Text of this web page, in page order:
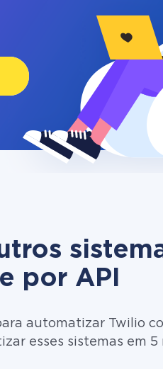
por API
automatizar Twilio
esses sistemas em 5